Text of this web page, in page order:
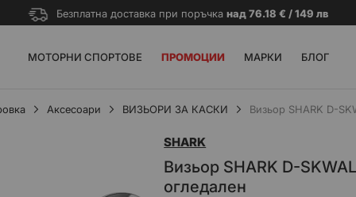
Безплатна доставка при поръчка над 76.18 € / 149 лв
МОТОРНИ СПОРТОВЕ ПРОМОЦИИ МАРКИ БЛОГ
Аксесоари ВИЗЬОРИ ЗА КАСКИ Визьор SHARK D-
Визьор SHARK D-
огледален
SHARK